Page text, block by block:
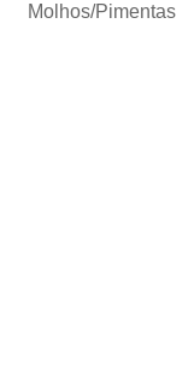
Molhos/Pimentas